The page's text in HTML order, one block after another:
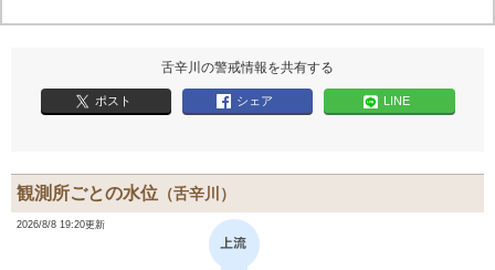
舌辛川の警戒情報を共有する
ポスト シェア LINE
観測所ごとの水位 （舌辛川）
2026/8/8 19:20更新